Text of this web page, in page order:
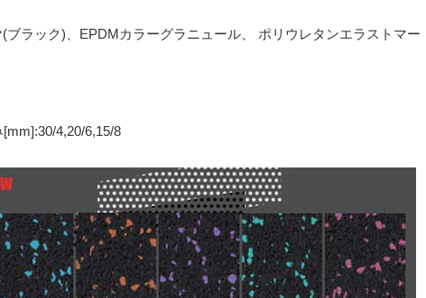
ブラック)、EPDMカラーグラニュール、 ポリウレタンエラストマー
4,20/6,15/8